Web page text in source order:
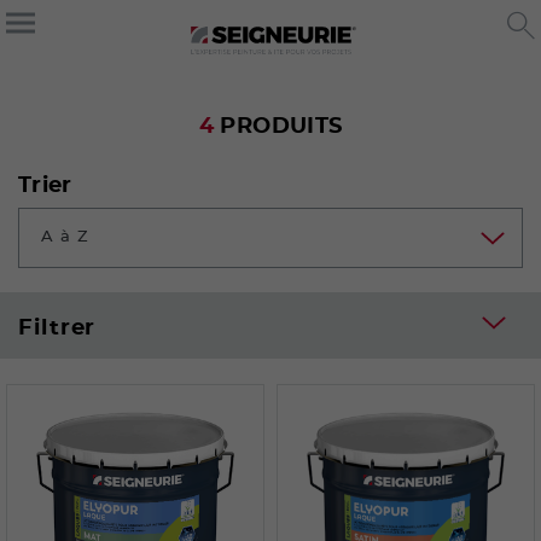
4 PRODUITS
Trier
A à Z
Filtrer